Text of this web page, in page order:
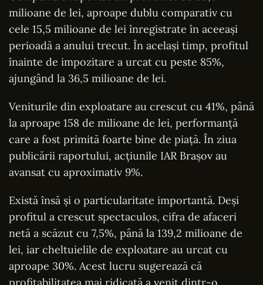
milioane de lei, aproape dublu comparativ cu
cele 15,5 milioane de lei înregistrate în aceeași
perioadă a anului trecut. În același timp, profitul
înainte de impozitare a urcat cu peste 85%,
ajungând la 36,5 milioane de lei.
Veniturile din exploatare au crescut cu 41%, până
la aproape 158 de milioane de lei, performanță
care a fost primită foarte bine de piață. În ziua
publicării raportului, acțiunile IAR Brașov au
avansat cu aproximativ 9%.
Există însă și o particularitate importantă. Deși
profitul a crescut spectaculos, cifra de afaceri
netă a scăzut cu 7,5%, până la 139,2 milioane de
lei, iar cheltuielile de exploatare au urcat cu
aproape 30%. Acest lucru sugerează că
profitabilitatea mai ridicată a venit dintr-o